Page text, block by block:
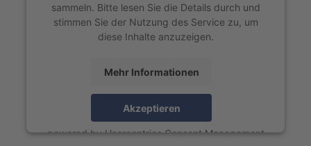
sammeln. Bitte lesen Sie die Details durch und
stimmen Sie der Nutzung des Service zu, um
diese Inhalte anzuzeigen.
Mehr Informationen
Akzeptieren
powered byUsercentrics Consent Management